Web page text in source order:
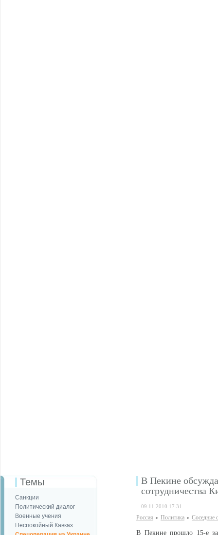
Темы
Санкции
Политический диалог
Военные учения
Неспокойный Кавказ
В Пекине
сотрудничества
09.11.2010 17:31
Россия Политика Соседние
В Пекине прошло 15-е